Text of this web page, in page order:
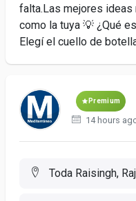
falta.Las mejores
como la tuya 💡 ¿Qué
Elegí el cuello de
Premium
14 hours
Toda Raisingh,